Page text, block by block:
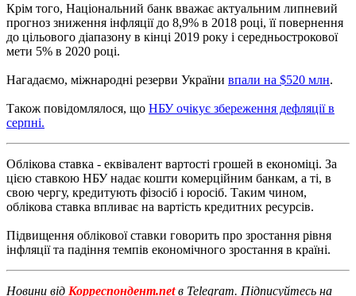
Крім того, Національний банк вважає актуальним липневий
прогноз зниження інфляції до 8,9% в 2018 році, її повернення
до цільового діапазону в кінці 2019 року і середньострокової
мети 5% в 2020 році.
Нагадаємо, міжнародні резерви України впали на $520 млн.
Також повідомлялося, що НБУ очікує збереження дефляції в
серпні.
Облікова ставка - еквівалент вартості грошей в економіці. За
цією ставкою НБУ надає кошти комерційним банкам, а ті, в
свою чергу, кредитують фізосіб і юросіб. Таким чином,
облікова ставка впливає на вартість кредитних ресурсів.
Підвищення облікової ставки говорить про зростання рівня
інфляції та падіння темпів економічного зростання в країні.
Новини від Корреспондент.netв Telegram. Підписуйтесь на